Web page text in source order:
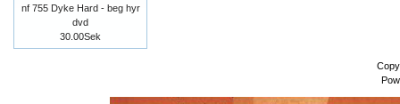
nf 755 Dyke Hard - beg hyr
dvd
30.00Sek